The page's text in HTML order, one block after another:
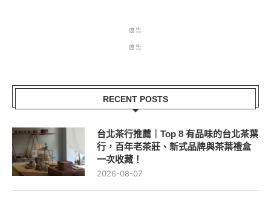
廣告
廣告
RECENT POSTS
台北茶行推薦｜Top 8 有品味的台北茶葉
行，百年老茶莊、新式品牌與茶葉禮盒
一次收藏！
2026-08-07